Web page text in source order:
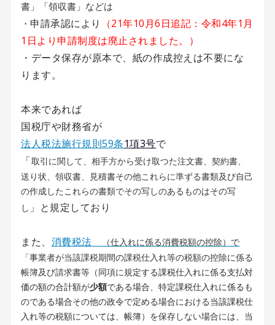
書」「領収書」などは
・ 申請承認により
（21年10月6日追記：令和4年1月
1日より申請制度は廃止されました。）
・データ保存が原本で、紙の作成控えは不要にな
ります。
本来であれば
国税庁や財務省が
法人税法施行規則59条1項3号で
「取引に関して、相手方から受け取つた注文書、契約書、
送り状、領収書、見積書その他これらに準ずる書類及び自己
の作成したこれらの書類でその写しのあるものはその写
し 」と規定しており
また、 消費税法
（仕入れに係る消費税額の控除）で
「事業者が当該課税期間の課税仕入れ等の税額の控除に係る
帳簿及び請求書等 （同項に規定する課税仕入れに係る支払対
価の額の合計額が少額である場合、特定課税仕入れに係るも
のである場合その他の政令で定める場合における当該課税仕
入れ等の税額については、帳簿） を保存しない場合には、当